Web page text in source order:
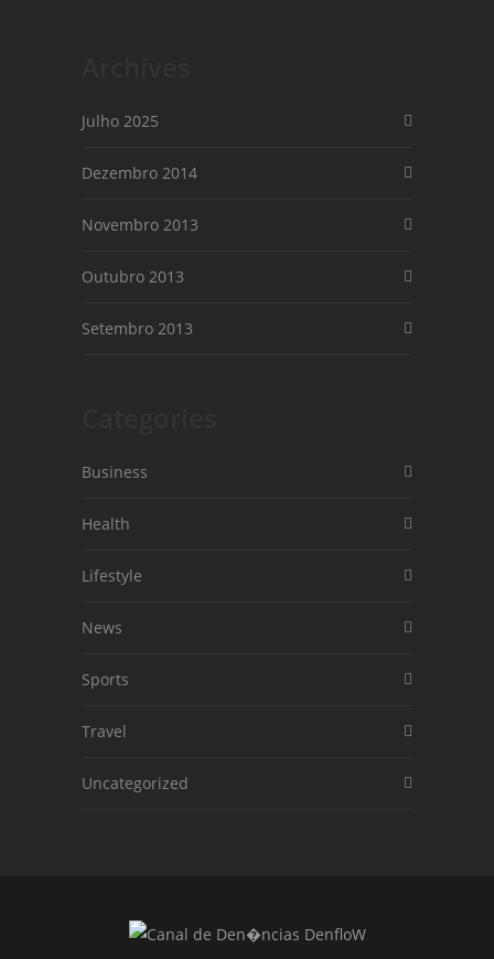
Julho 2025
Dezembro 2014
Novembro 2013
Outubro 2013
Setembro 2013
Business
Health
Lifestyle
News
Sports
Travel
Uncategorized